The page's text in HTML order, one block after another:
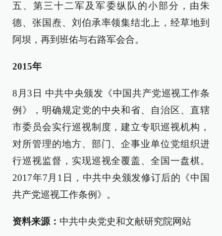
五、第三十二军及军委纵队的小部分，由朱
德、张国焘、刘伯承率领集结北上，经草地到
阿坝，再到班佑与右路军会合。
2015年
8月3日 中共中央颁发《中国共产党巡视工作条
例》，明确规定党的中央和省、自治区、直辖
市委员会实行巡视制度，建立专职巡视机构，
对所管理的地方、部门、企事业单位党组织进
行巡视监督，实现巡视全覆盖、全国一盘棋。
2017年7月1日，中共中央颁发修订后的《中国
共产党巡视工作条例》。
资料来源： 中共中央党史和文献研究院网站